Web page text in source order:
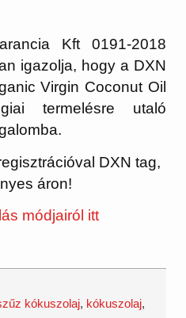
Kft 0191-2018
igazolja, hogy a DXN
Virgin Coconut Oil
termelésre utaló
DXN tag,
áron!
módjairól itt
kókuszolaj, kókuszolaj,